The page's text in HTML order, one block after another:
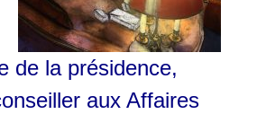
de la présidence,
aux Affaires